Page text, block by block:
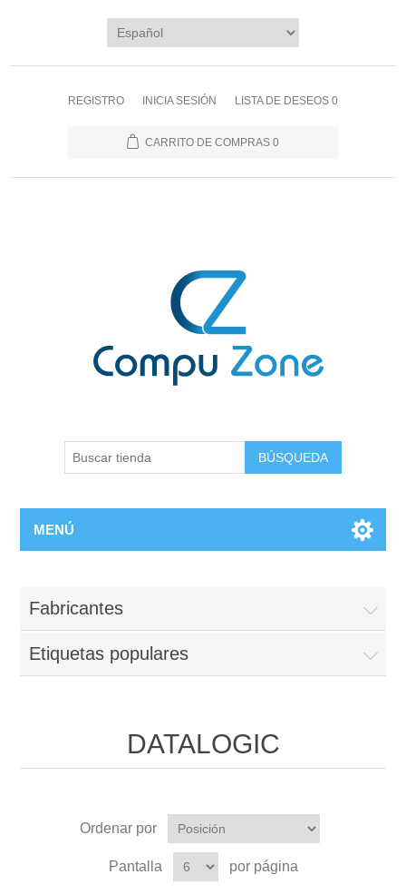
REGISTRO INICIA SESIÓN LISTA DE DESEOS 0
CARRITO DE COMPRAS 0
BÚSQUEDA
MENÚ
Fabricantes
Etiquetas populares
DATALOGIC
Ordenar por
Pantalla por página